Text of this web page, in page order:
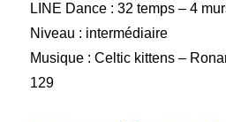
LINE Dance : 32 temps – 4
Niveau : intermédiaire
Musique : Celtic kittens –
129